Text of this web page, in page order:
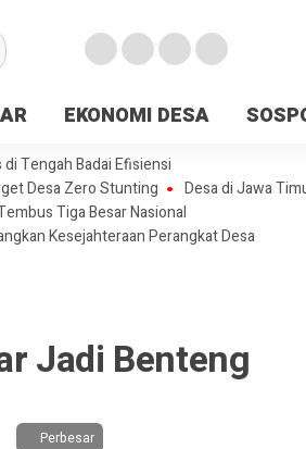
EKONOMI DESA
Tengah Badai Efisiensi
Desa Zero Stunting
Desa di Jawa
Tiga Besar Nasional
Kesejahteraan Perangkat Desa
Jadi Benteng
Perbesar